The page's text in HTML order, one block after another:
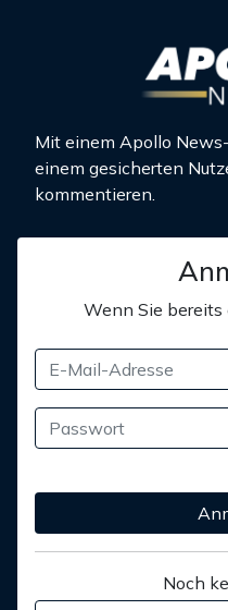
Mit einem Apollo
einem gesicherten
kommentieren.
Wenn Sie
Noch